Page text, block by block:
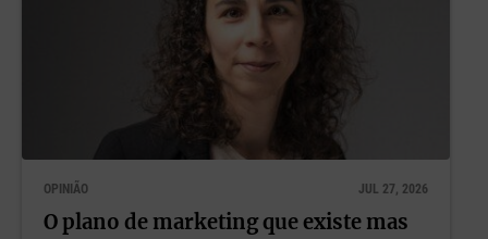
OPINIÃO JUL 27, 2026
O plano de marketing que existe mas